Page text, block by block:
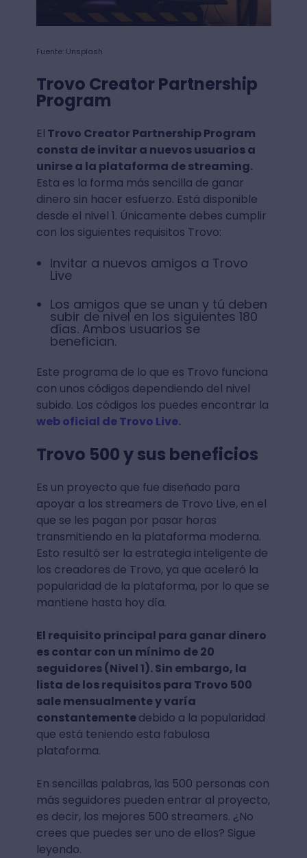
Fuente: Unsplash
Trovo Creator Partnership
Program
El Trovo Creator Partnership Program
consta de invitar a nuevos usuarios a
unirse a la plataforma de streaming.
Esta es la forma más sencilla de ganar
dinero sin hacer esfuerzo. Está disponible
desde el nivel 1. Únicamente debes cumplir
con los siguientes requisitos Trovo:
Invitar a nuevos amigos a Trovo
Live
Los amigos que se unan y tú deben
subir de nivel en los siguientes 180
días. Ambos usuarios se
benefician.
Este programa de lo que es Trovo funciona
con unos códigos dependiendo del nivel
subido. Los códigos los puedes encontrar la
web oficial de Trovo Live.
Trovo 500 y sus beneficios
Es un proyecto que fue diseñado para
apoyar a los streamers de Trovo Live, en el
que se les pagan por pasar horas
transmitiendo en la plataforma moderna.
Esto resultó ser la estrategia inteligente de
los creadores de Trovo, ya que aceleró la
popularidad de la plataforma, por lo que se
mantiene hasta hoy día.
El requisito principal para ganar dinero
es contar con un mínimo de 20
seguidores (Nivel 1). Sin embargo, la
lista de los requisitos para Trovo 500
sale mensualmente y varía
constantementedebido a la popularidad
que está teniendo esta fabulosa
plataforma.
En sencillas palabras, las 500 personas con
más seguidores pueden entrar al proyecto,
es decir, los mejores 500 streamers. ¿No
crees que puedes ser uno de ellos? Sigue
leyendo.